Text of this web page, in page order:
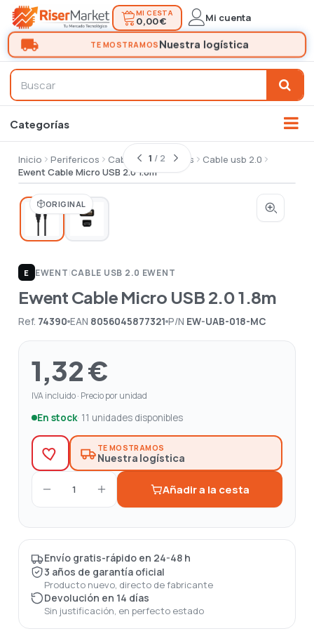
MI CESTA
0,00 € Mi cuenta
Inicio Perifericos Cables conectores
Cable usb 2.0
Ewent Cable Micro USB 2.0 1.8m
ORIGINAL
1 / 2
E EWENT|CABLE USB 2.0 EWENT
Ewent Cable Micro USB 2.0 1.8m
Ref. 74390 EAN 8056045877321 P/N EW-UAB-018-MC
1,32 €
IVA incluido · Precio por unidad
En stock· 11 unidades disponibles
TE MOSTRAMOS
Nuestra logística
1 Añadir a la cesta
Envío gratis-rápido en 24-48 h
3 años de garantía oficial
Producto nuevo, directo de fabricante
Devolución en 14 días
Sin justificación, en perfecto estado